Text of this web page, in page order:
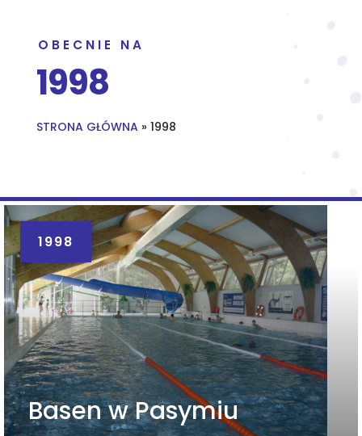
OBECNIE NA
1998
STRONA GŁÓWNA» 1998
Basen w Pasymiu
1998